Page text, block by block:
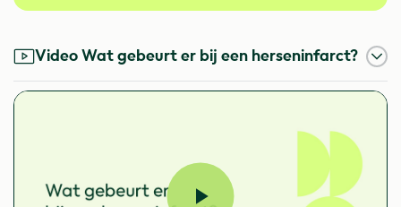
Video Wat gebeurt er bij een herseninfarct?